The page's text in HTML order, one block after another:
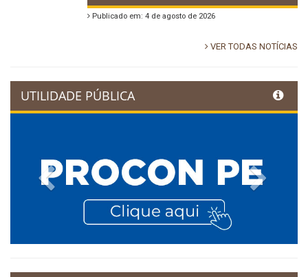
Publicado em: 4 de agosto de 2026
VER TODAS NOTÍCIAS
UTILIDADE PÚBLICA
Previous